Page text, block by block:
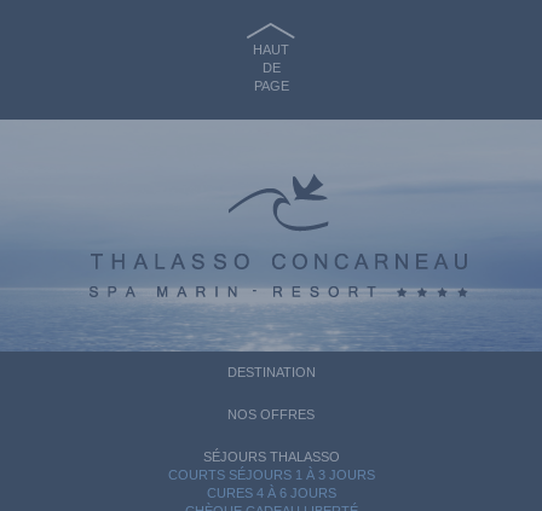
HAUT
DE
PAGE
DESTINATION
NOS OFFRES
SÉJOURS THALASSO
COURTS SÉJOURS 1 À 3 JOURS
CURES 4 À 6 JOURS